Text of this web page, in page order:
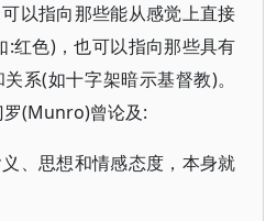
以指向那些能从感觉上直接
:红色)，也可以指向那些具有
系(如十字架暗示基督教)。
罗(Munro)曾论及:
、思想和情感态度，本身就